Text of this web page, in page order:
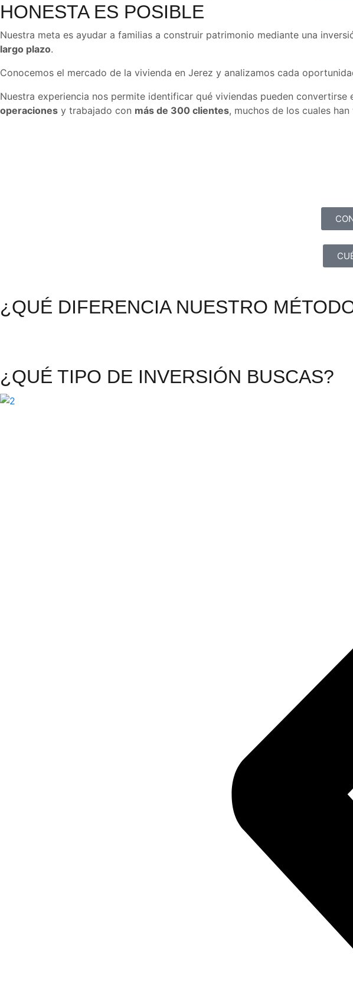
HONESTA ES POSIBLE
Nuestra meta es ayudar a familias a construir patrimonio mediante una
largo plazo.
Conocemos el mercado de la vivienda en Jerez y analizamos cada
Nuestra experiencia nos permite identificar qué viviendas pueden
operaciones y trabajado con más de 300 clientes, muchos de los cuales
¿QUÉ DIFERENCIA NUESTRO
¿QUÉ TIPO DE INVERSIÓN BUSCAS?